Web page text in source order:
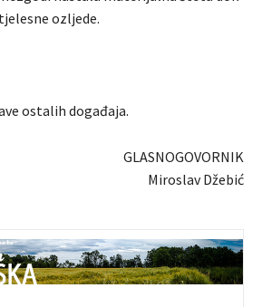
ozljede.
ostalih događaja.
GLASNOGOVORNIK
Miroslav Džebić